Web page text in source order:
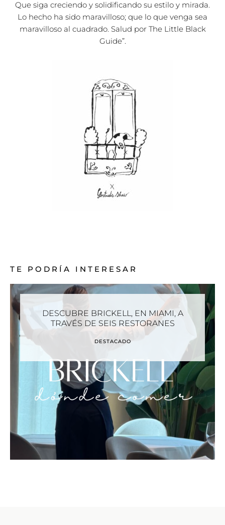
Que siga creciendo y solidificando su estilo y mirada.
Lo hecho ha sido maravilloso; que lo que venga sea
maravilloso al cuadrado. Salud por The Little Black
Guide”.
TE PODRÍA INTERESAR
DESCUBRE BRICKELL, EN MIAMI, A
TRAVÉS DE SEIS RESTORANES
DESTACADO